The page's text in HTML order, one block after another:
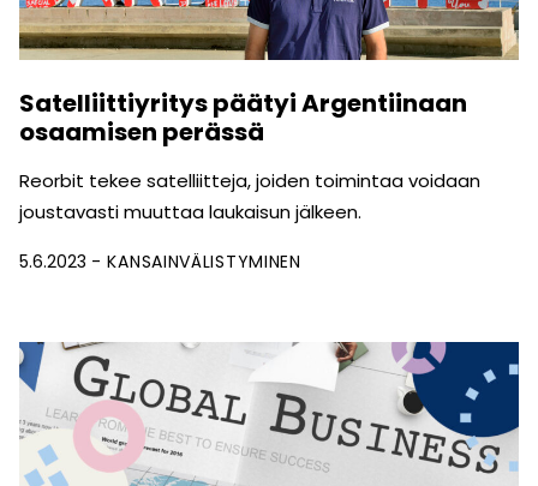
Satelliittiyritys päätyi Argentiinaan
osaamisen perässä
Reorbit tekee satelliitteja, joiden toimintaa voidaan
joustavasti muuttaa laukaisun jälkeen.
5.6.2023 KANSAINVÄLISTYMINEN